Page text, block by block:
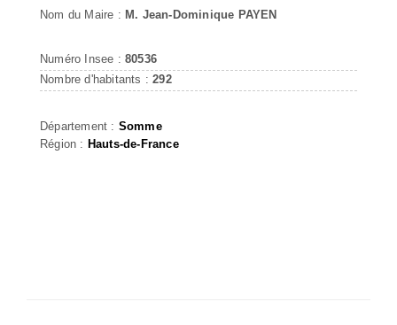
Nom du Maire : M. Jean-Dominique PAYEN
Numéro Insee : 80536
Nombre d'habitants :292
Département : Somme
Région : Hauts-de-France